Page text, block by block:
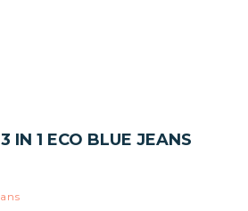
IN 1 ECO BLUE JEANS